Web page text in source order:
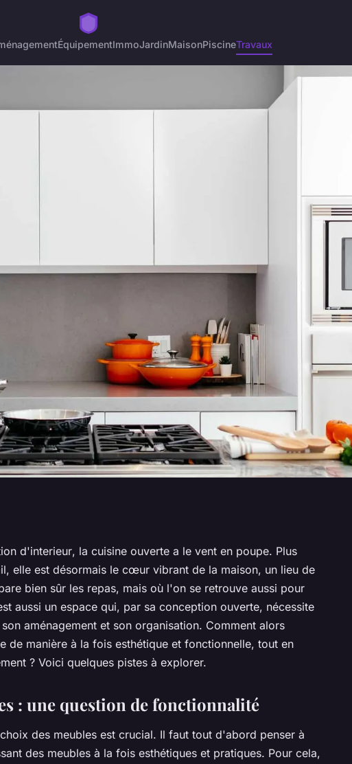
ÉquipementImmoJardinMaisonPiscineTravaux
cuisine
l'espace de
d'interieur, la cuisine ouverte a le vent en poupe. Plus
elle est désormais le cœur vibrant de la maison, un lieu de
bien sûr les repas, mais où l'on se retrouve aussi pour
aussi un espace qui, par sa conception ouverte, nécessite
aménagement et son organisation. Comment alors
de manière à la fois esthétique et fonctionnelle, tout en
? Voici quelques pistes à explorer.
: une question de fonctionnalité
des meubles est crucial. Il faut tout d'abord penser à
des meubles à la fois esthétiques et pratiques. Pour cela,